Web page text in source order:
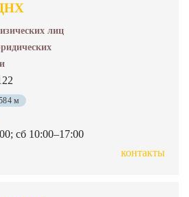
лиц
м
сб 10:00–17:00
контакты